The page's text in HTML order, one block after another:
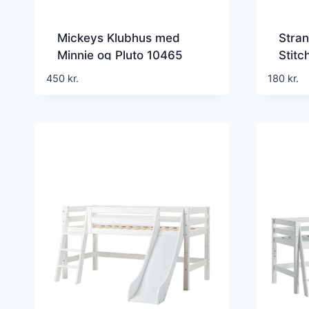
Mickeys Klubhus med
Minnie og Pluto 10465
450 kr. 180 kr.